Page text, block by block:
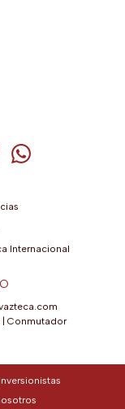
abre en una
(se abre en una
(se abre en
YouTube (se abre
de Telegram (se
Cuenta de
Cuenta de
Internacional
| Conmutador
Inversionistas